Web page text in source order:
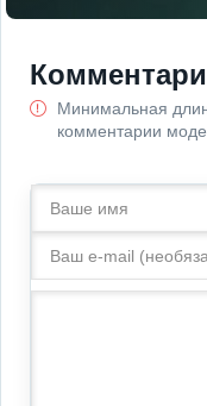
Минимальная
комментарии